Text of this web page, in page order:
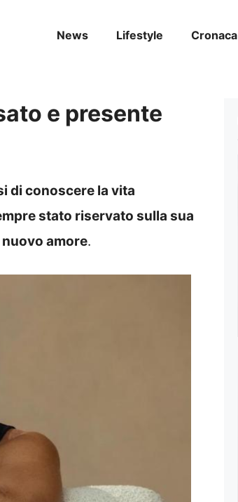
News Lifestyle Cronaca
e presente
di conoscere la vita
stato riservato sulla sua
nuovo amore.